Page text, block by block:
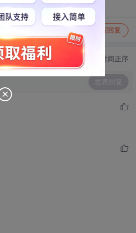
写回复
切换为时间正序
发表回复